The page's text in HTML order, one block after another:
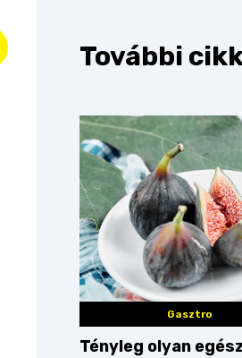
További
Gasztro
Tényleg olyan